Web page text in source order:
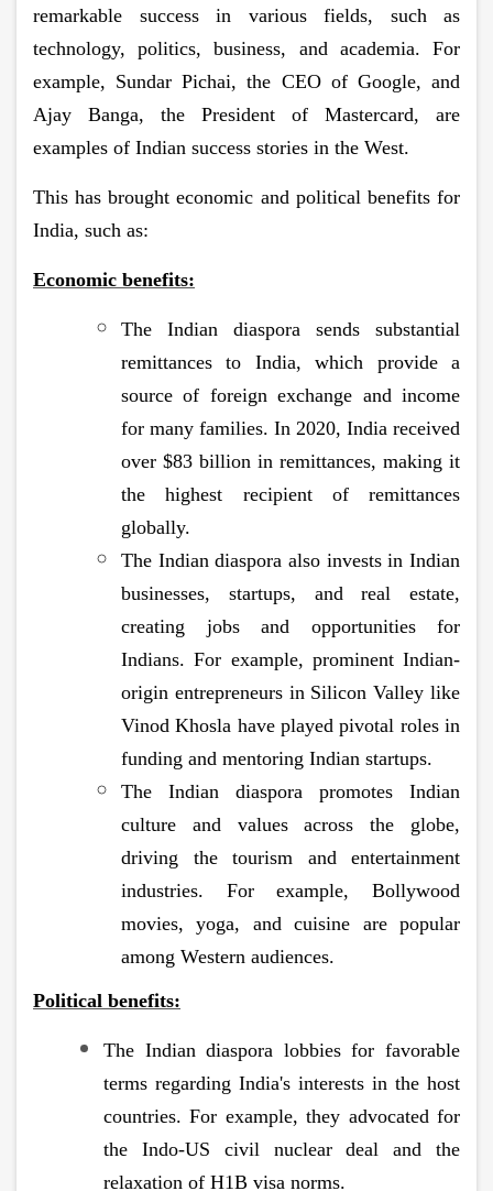
remarkable success in various fields, such as
technology, politics, business, and academia. For
example, Sundar Pichai, the CEO of Google, and
Ajay Banga, the President of Mastercard, are
examples of Indian success stories in the West.
This has brought economic and political benefits for
India, such as:
Economic benefits:
The Indian diaspora sends substantial
remittances to India, which provide a
source of foreign exchange and income
for many families. In 2020, India received
over $83 billion in remittances, making it
the highest recipient of remittances
globally.
The Indian diaspora also invests in Indian
businesses, startups, and real estate,
creating jobs and opportunities for
Indians. For example, prominent Indian-
origin entrepreneurs in Silicon Valley like
Vinod Khosla have played pivotal roles in
funding and mentoring Indian startups.
The Indian diaspora promotes Indian
culture and values across the globe,
driving the tourism and entertainment
industries. For example, Bollywood
movies, yoga, and cuisine are popular
among Western audiences.
Political benefits:
The Indian diaspora lobbies for favorable
terms regarding India's interests in the host
countries. For example, they advocated for
the Indo-US civil nuclear deal and the
relaxation of H1B visa norms.